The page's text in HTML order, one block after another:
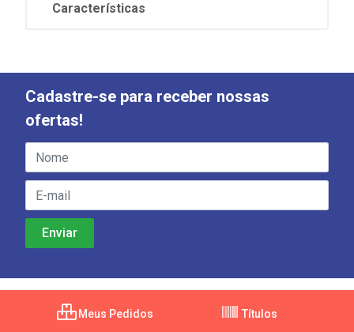
Características
Cadastre-se para receber nossas
ofertas!
Meus Pedidos Títulos